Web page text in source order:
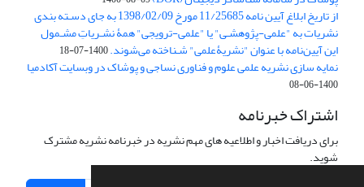
از تاریخ ابلاغ آیین نامه 11/25685 مورخ 1398/02/09 به جای دسـته بندی
نشریات به "علمی-پژوهشـی" یا "علمی-ترویجی" همۀ نشـریاتِ مشـمول
این آیین‌نامه با عنوان "نشریۀعلمی" شـناخته می‌شوند.1400-07-18
نمایه سازی نشریه علمی علوم و فناوری نساجی و پوشاک در وبسایت آکادمیا
1400-06-08
اشتراک خبرنامه
برای دریافت اخبار و اطلاعیه های مهم نشریه در خبرنامه نشریه مشترک
شوید.